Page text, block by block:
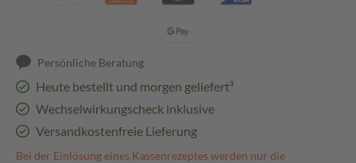
Persönliche Beratung
Heute bestellt und morgen geliefert³
Wechselwirkungscheck inklusive
Versandkostenfreie Lieferung
Bei der Einlösung eines Kassenrezeptes werden nur die